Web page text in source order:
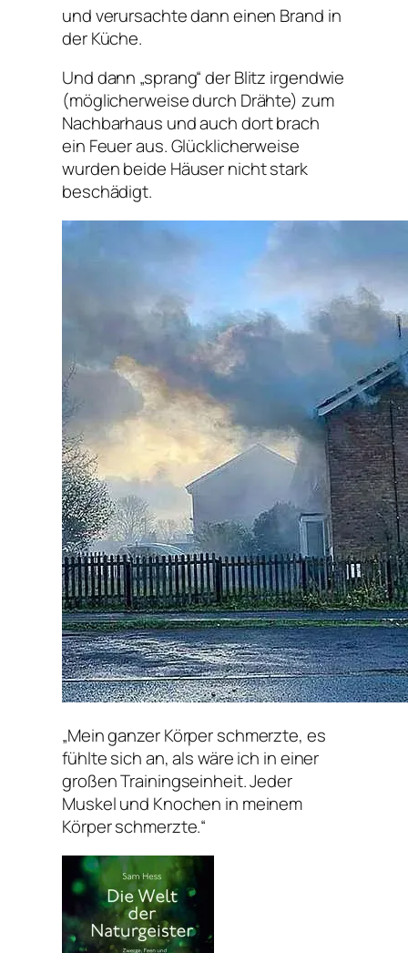
und verursachte dann einen Brand in
der Küche.
Und dann „sprang“ der Blitz irgendwie
(möglicherweise durch Drähte) zum
Nachbarhaus und auch dort brach
ein Feuer aus. Glücklicherweise
wurden beide Häuser nicht stark
beschädigt.
„Mein ganzer Körper schmerzte, es
fühlte sich an, als wäre ich in einer
großen Trainingseinheit. Jeder
Muskel und Knochen in meinem
Körper schmerzte.“